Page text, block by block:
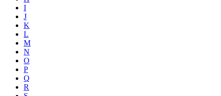
I
J
K
L
M
N
O
P
Q
R